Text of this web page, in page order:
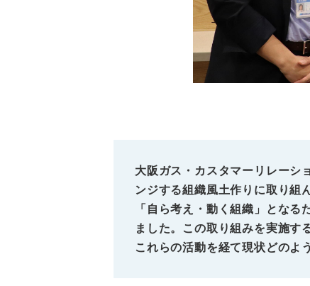
大阪ガス・カスタマーリレーシ
ンジする組織風土作りに取り組
「自ら考え・動く組織」とな
ました。この取り組みを実施す
これらの活動を経て現状どのよ